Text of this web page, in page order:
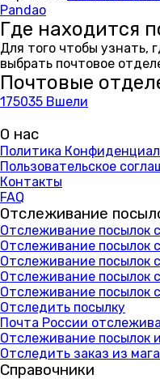
Pandao
Где находится
Для того чтобы узнать,
выбрать почтовое
Почтовые
175035 Вшели
О нас
Политика
Пользовательское
Контакты
FAQ
Отслеживание
Отслеживание посылок
Отслеживание посылок
Отслеживание посылок
Отслеживание посылок
Отслеживание посылок
Отследить посылку
Почта России
Отслеживание посылок
Отследить заказ из
Справочники